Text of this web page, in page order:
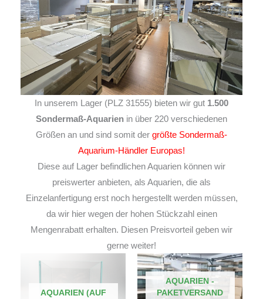
In unserem Lager (PLZ 31555) bieten wir gut 1.500
Sondermaß-Aquarien in über 220 verschiedenen
Größen an und sind somit der größte Sondermaß-
Aquarium-Händler Europas!
Diese auf Lager befindlichen Aquarien können wir
preiswerter anbieten, als Aquarien, die als
Einzelanfertigung erst noch hergestellt werden müssen,
da wir hier wegen der hohen Stückzahl einen
Mengenrabatt erhalten. Diesen Preisvorteil geben wir
gerne weiter!
AQUARIEN (AUF
AQUARIEN -
PAKETVERSAND